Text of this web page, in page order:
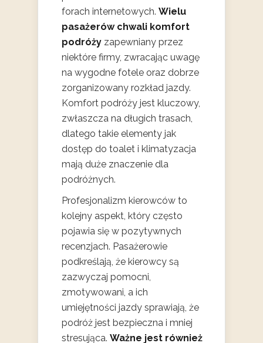
forach internetowych. Wielu
pasażerów chwali komfort
podróży zapewniany przez
niektóre firmy, zwracając uwagę
na wygodne fotele oraz dobrze
zorganizowany rozkład jazdy.
Komfort podróży jest kluczowy,
zwłaszcza na długich trasach,
dlatego takie elementy jak
dostęp do toalet i klimatyzacja
mają duże znaczenie dla
podróżnych.
Profesjonalizm kierowców to
kolejny aspekt, który często
pojawia się w pozytywnych
recenzjach. Pasażerowie
podkreślają, że kierowcy są
zazwyczaj pomocni,
zmotywowani, a ich
umiejętności jazdy sprawiają, że
podróż jest bezpieczna i mniej
stresująca. Ważne jest również